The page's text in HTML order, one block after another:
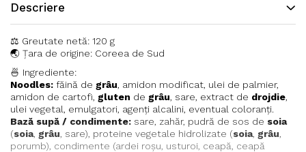
Descriere
⚖️ Greutate netă: 120 g
🌏 Țara de origine: Coreea de Sud
🍜 Ingrediente:
Noodles: făină de grâu, amidon modificat, ulei de palmier,
amidon de cartofi, gluten de grâu, sare, extract de drojdie,
ulei vegetal, emulgatori, agenți alcalini, eventual coloranți.
Bază supă / condimente: sare, zahăr, pudră de sos de soia
(soia, grâu , sare), proteine vegetale hidrolizate (soia, grâu
porumb), condimente (ardei roșu, usturoi, ceapă, ceapă